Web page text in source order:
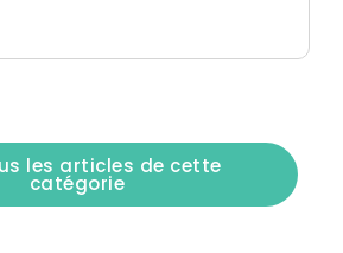
les articles de cette
catégorie